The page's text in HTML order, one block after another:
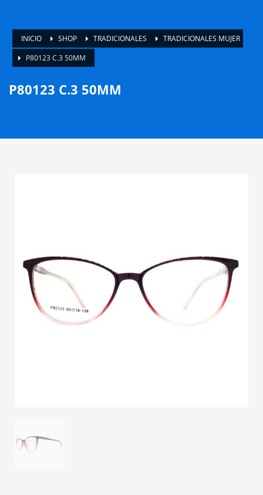
INICIO SHOP TRADICIONALES
TRADICIONALES MUJER
P80123 C.3 50MM
P80123 C.3 50MM